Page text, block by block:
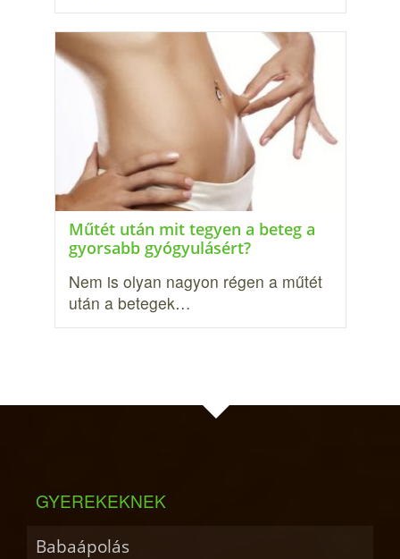
Műtét után mit tegyen a beteg a
gyorsabb gyógyulásért?
Nem is olyan nagyon régen a műtét
után a betegek…
GYEREKEKNEK
Babaápolás